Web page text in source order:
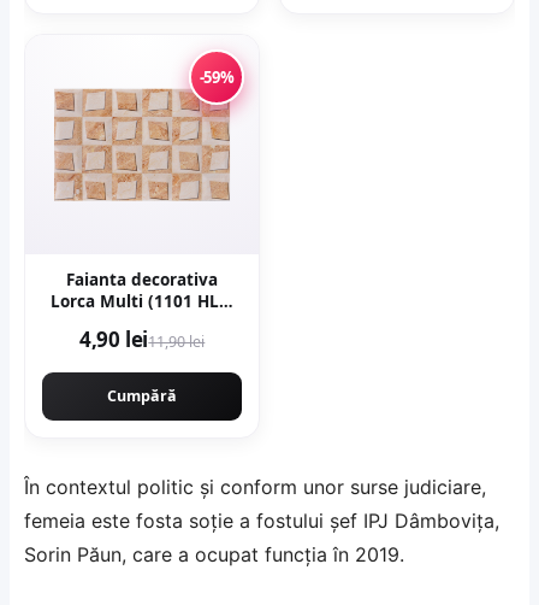
-59%
Faianta decorativa
Lorca Multi (1101 HL1)
4,90 lei11,90 lei
Cumpără
În contextul politic şi conform unor surse judiciare,
femeia este fosta soţie a fostului şef IPJ Dâmboviţa,
Sorin Păun, care a ocupat funcţia în 2019.